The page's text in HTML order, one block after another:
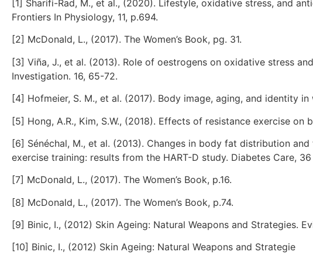
[1] Sharifi-Rad, M., et al., (2020). Lifestyle, oxidative stress, and
Frontiers In Physiology, 11, p.694.
[2] McDonald, L., (2017). The Women’s Book, pg. 31.
[3] Viña, J., et al. (2013). Role of oestrogens on oxidative stress
Investigation. 16, 65-72.
[4] Hofmeier, S. M., et al. (2017). Body image, aging, and identity
[5] Hong, A.R., Kim, S.W., (2018). Effects of resistance exercise
[6] Sénéchal, M., et al. (2013). Changes in body fat distribution
exercise training: results from the HART-D study. Diabetes Care,
[7] McDonald, L., (2017). The Women’s Book, p.16.
[8] McDonald, L., (2017). The Women’s Book, p.74.
[9] Binic, I., (2012) Skin Ageing: Natural Weapons and Strategies.
[10] Binic, I., (2012) Skin Ageing: Natural Weapons and Strategie